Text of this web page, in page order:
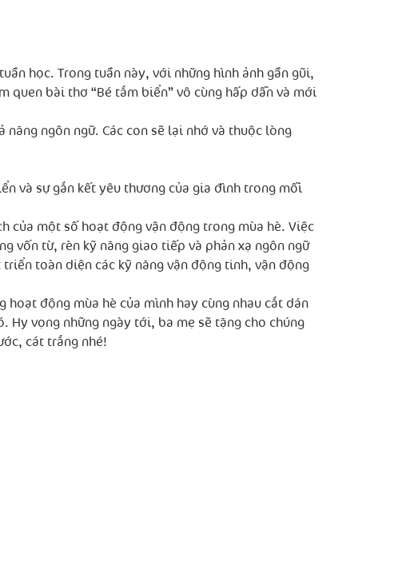
học. Trong tuần này, với những hình ảnh gần gũi,
quen bài thơ “Bé tắm biển” vô cùng hấp dẫn và mới
ngôn ngữ. Các con sẽ lại nhớ và thuộc lòng
và sự gắn kết yêu thương của gia đình trong mỗi
của một số hoạt động vận động trong mùa hè. Việc
vốn từ, rèn kỹ năng giao tiếp và phản xạ ngôn ngữ
toàn diện các kỹ năng vận động tinh, vận động
hoạt động mùa hè của mình hay cùng nhau cắt dán
Hy vọng những ngày tới, ba mẹ sẽ tặng cho chúng
cát trắng nhé!